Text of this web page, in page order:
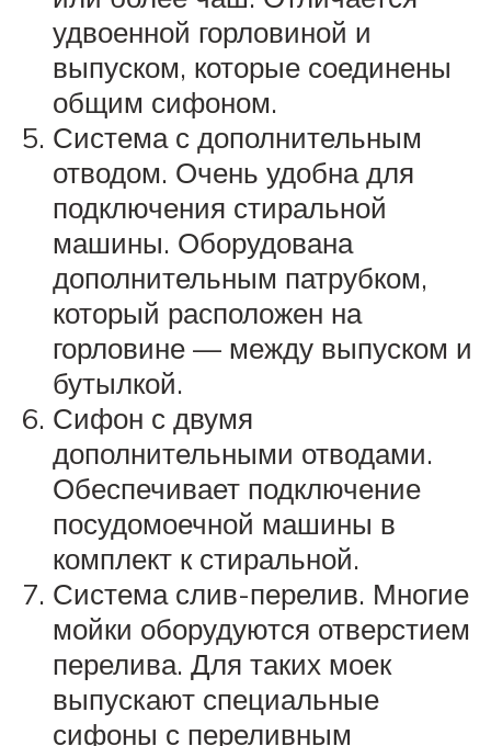
удвоенной горловиной и
выпуском, которые соединены
общим сифоном.
Система с дополнительным
отводом. Очень удобна для
подключения стиральной
машины. Оборудована
дополнительным патрубком,
который расположен на
горловине — между выпуском и
бутылкой.
Сифон с двумя
дополнительными отводами.
Обеспечивает подключение
посудомоечной машины в
комплект к стиральной.
Система слив-перелив. Многие
мойки оборудуются отверстием
перелива. Для таких моек
выпускают специальные
сифоны с переливным